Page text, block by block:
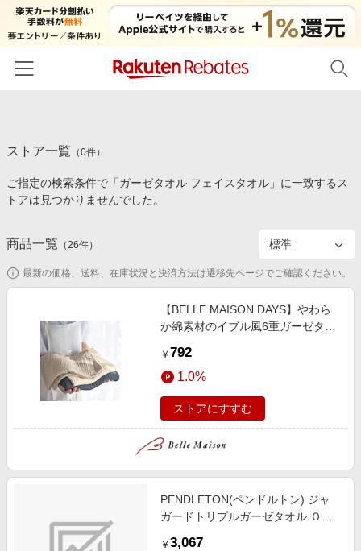
カテゴリー一覧
百貨店・総合ECモール
食品・スイーツ・お酒
コスメ・健康・医薬品
家電・PC・スマホ・カメラ
エンタメ
スポーツ・アウトドア・ゴルフ
旅行・レジャー・ホテル予約
金融・マネー・保険
イベント一覧
初回購入者限定特典
対象ストア新規限定特典
電子書籍特集
楽天ペイ導入ストア
楽天サービス特集
わくわく夏特集
とことん買い物チャレンジ
Samsung ボーナスキャンペーン
ストア一覧 （0件）
ご指定の検索条件で「ガーゼタオル フェイスタオル」に一致するス
トアは見つかりませんでした。
商品一覧 （26件）
最新の価格、送料、在庫状況と決済方法は遷移先ページでご確認ください。
【BELLE MAISON DAYS】やわら
か綿素材のイブル風6重ガーゼタオ
￥ 792
1.0%
ストアにすすむ
PENDLETON(ペンドルトン) ジャ
ガードトリプルガーゼタオル Ｏｎ
￥ 3,067